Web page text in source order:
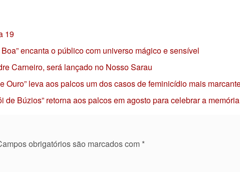
19
encanta o público com universo mágico e sensível
Carneiro, será lançado no Nosso Sarau
Ouro” leva aos palcos um dos casos de feminicídio mais
de Búzios” retorna aos palcos em agosto para celebrar a
obrigatórios são marcados com *